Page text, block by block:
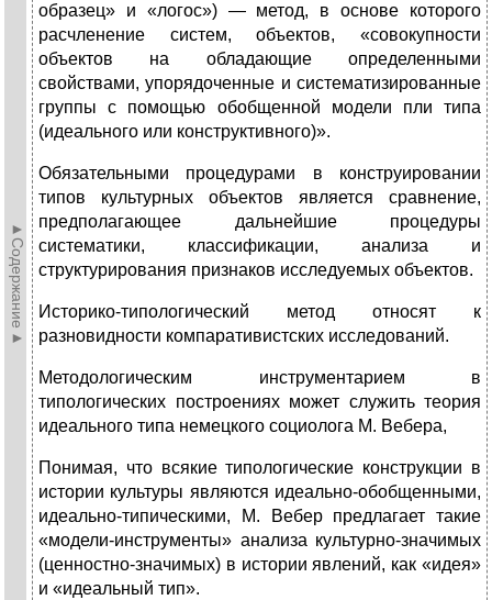
►Содержание►
образец» и «логос») — метод, в основе которого
расчлене­ние систем, объектов, «совокупности
объектов на обладаю­щие определенными
свойствами, упорядоченные и систе­матизированные
группы с помощью обобщенной модели пли типа
(идеального или конструктивного)».
Обязательными процедурами в конструировании
типов культурных объектов является сравнение,
предполагаю­щее дальнейшие процедуры
систематики, классификации, анализа и
структурирования признаков исследуемых объ­ектов.
Историко-типологический метод относят к
разновидно­сти компаративистских исследований.
Методологическим инструментарием в
типологических построениях может служить теория
идеального типа не­мецкого социолога М. Вебера,
Понимая, что всякие типологические конструкции в
истории культуры являются идеально-обобщенными,
иде­ально-типическими, М. Вебер предлагает такие
«моде­ли-инструменты» анализа культурно-значимых
(ценност­но-значимых) в истории явлений, как «идея»
и «идеаль­ный тип».